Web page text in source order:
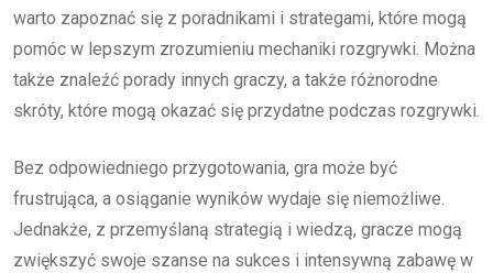
warto zapoznać się z poradnikami i strategami, które mogą
pomóc w lepszym zrozumieniu mechaniki rozgrywki. Można
także znaleźć porady innych graczy, a także różnorodne
skróty, które mogą okazać się przydatne podczas rozgrywki.
Bez odpowiedniego przygotowania, gra może być
frustrująca, a osiąganie wyników wydaje się niemożliwe.
Jednakże, z przemyślaną strategią i wiedzą, gracze mogą
zwiększyć swoje szanse na sukces i intensywną zabawę w